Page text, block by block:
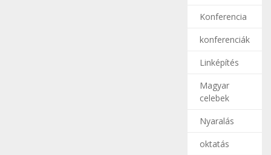
Konferencia
konferenciák
Linképítés
Magyar
celebek
Nyaralás
oktatás